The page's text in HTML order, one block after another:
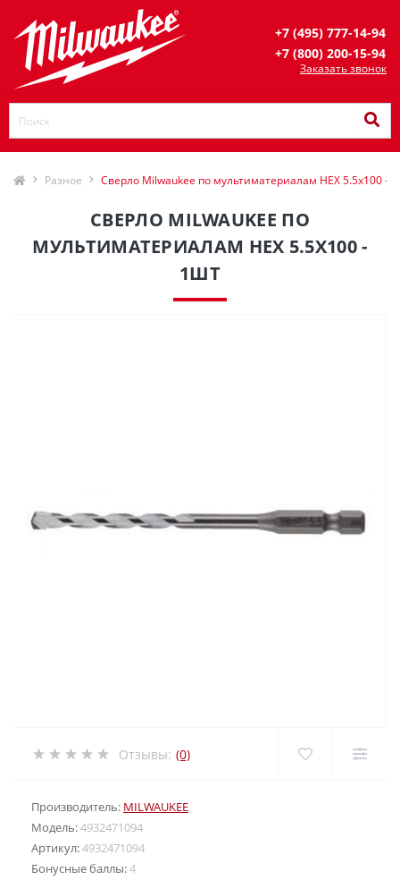
+7 (495) 777-14-94
+7 (800) 200-15-94
Заказать звонок
Разное Сверло Milwaukee по мультиматериалам HEX 5.5x100 -
СВЕРЛО MILWAUKEE ПО
МУЛЬТИМАТЕРИАЛАМ HEX 5.5X100 -
1ШТ
Отзывы: (0)
Производитель: MILWAUKEE
Модель:4932471094
Артикул:4932471094
Бонусные баллы:4